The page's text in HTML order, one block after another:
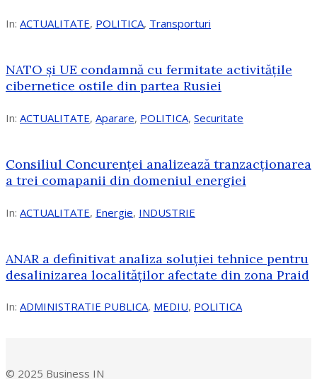
In: ACTUALITATE, POLITICA, Transporturi
NATO și UE condamnă cu fermitate activitățile
cibernetice ostile din partea Rusiei
In: ACTUALITATE, Aparare, POLITICA, Securitate
Consiliul Concurenţei analizează tranzacționarea
a trei comapanii din domeniul energiei
In: ACTUALITATE, Energie, INDUSTRIE
ANAR a definitivat analiza soluției tehnice pentru
desalinizarea localităților afectate din zona Praid
In: ADMINISTRATIE PUBLICA, MEDIU, POLITICA
© 2025 Business IN